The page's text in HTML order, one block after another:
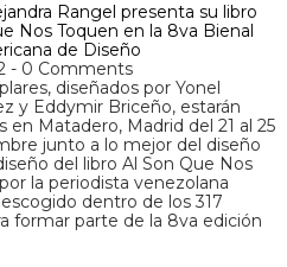
Rangel presenta su libro
Nos Toquen en la 8va Bienal
de Diseño
- 0 Comments
diseñados por Yonel
y Eddymir Briceño, estarán
en Matadero, Madrid del 21 al 25
junto a lo mejor del diseño
del libro Al Son Que Nos
la periodista venezolana
dentro de los 317
formar parte de la 8va edición